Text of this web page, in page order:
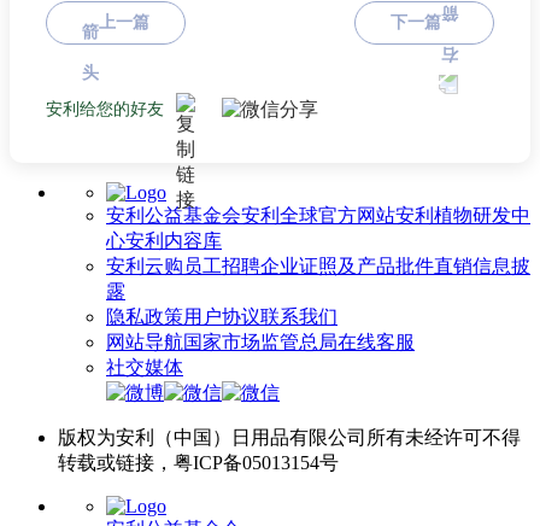
上一篇 下一篇
安利给您的好友
安利公益基金会安利全球官方网站安利植物研发中
心安利内容库
安利云购 员工招聘企业证照及产品批件直销信息披
露
隐私政策用户协议联系我们
网站导航国家市场监管总局在线客服
社交媒体
版权为安利（中国）日用品有限公司所有未经许可不得
转载或链接，粤ICP备05013154号